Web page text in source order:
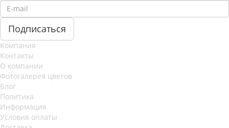
Компания
Контакты
О компании
Фотогалерея цветов
Блог
Политика
Информация
Условия оплаты